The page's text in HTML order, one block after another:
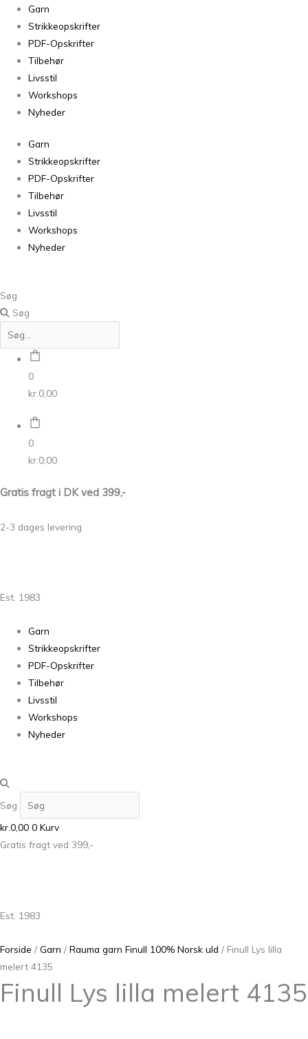
Garn
Strikkeopskrifter
PDF-Opskrifter
Tilbehør
Livsstil
Workshops
Nyheder
Garn
Strikkeopskrifter
PDF-Opskrifter
Tilbehør
Livsstil
Workshops
Nyheder
Søg
Søg
0
kr. 0,00
0
kr. 0,00
Gratis fragt i DK ved 399,-
2-3 dages levering
Est. 1983
Garn
Strikkeopskrifter
PDF-Opskrifter
Tilbehør
Livsstil
Workshops
Nyheder
Søg
kr.0,00 0 Kurv
Gratis fragt ved 399,-
Est. 1983
Forside / Garn / Rauma garn Finull 100% Norsk uld / Finull Lys lilla
melert 4135
Finull Lys lilla melert 4135
Finull
melert
4135
antal